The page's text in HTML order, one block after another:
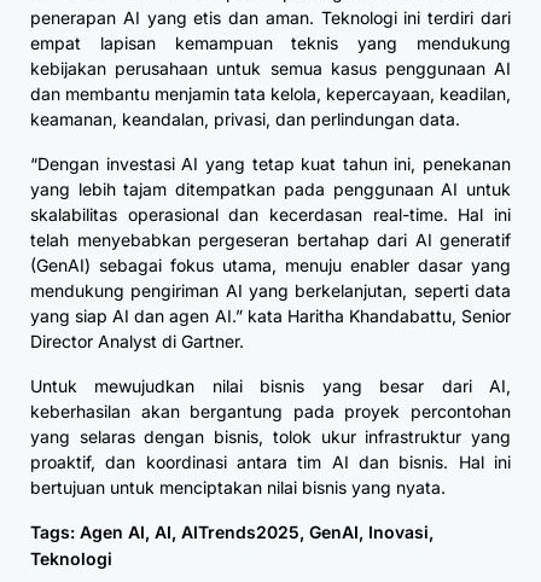
penerapan AI yang etis dan aman. Teknologi ini terdiri dari
empat lapisan kemampuan teknis yang mendukung
kebijakan perusahaan untuk semua kasus penggunaan AI
dan membantu menjamin tata kelola, kepercayaan, keadilan,
keamanan, keandalan, privasi, dan perlindungan data.
“Dengan investasi AI yang tetap kuat tahun ini, penekanan
yang lebih tajam ditempatkan pada penggunaan AI untuk
skalabilitas operasional dan kecerdasan real-time. Hal ini
telah menyebabkan pergeseran bertahap dari AI generatif
(GenAI) sebagai fokus utama, menuju enabler dasar yang
mendukung pengiriman AI yang berkelanjutan, seperti data
yang siap AI dan agen AI.” kata Haritha Khandabattu, Senior
Director Analyst di Gartner.
Untuk mewujudkan nilai bisnis yang besar dari AI,
keberhasilan akan bergantung pada proyek percontohan
yang selaras dengan bisnis, tolok ukur infrastruktur yang
proaktif, dan koordinasi antara tim AI dan bisnis. Hal ini
bertujuan untuk menciptakan nilai bisnis yang nyata.
Tags: Agen AI, AI, AITrends2025, GenAI, Inovasi,
Teknologi